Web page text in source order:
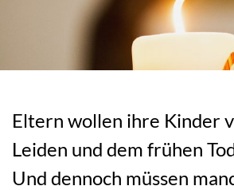
Eltern wollen ihre Kinder
Leiden und dem frühen
Und dennoch müssen